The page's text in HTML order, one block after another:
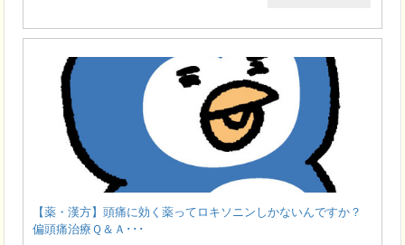
【薬・漢方】頭痛に効く薬ってロキソニンしかないんですか？
偏頭痛治療Ｑ＆Ａ･･･